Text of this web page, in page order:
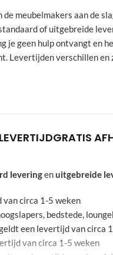
meubelmakers aan de
of uitgebreide
je geen hulp ontvangt en
Levertijden verschillen en
LEVERTIJDGRATIS
leveringenuitgebreide
van circa 1-5 weken
bedstede,
een levertijd van circa
van circa 1-5 weken